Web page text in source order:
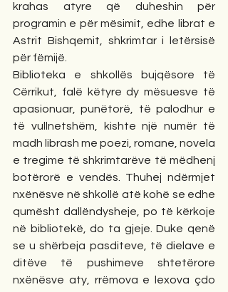
krahas atyre që duheshin për
programin e për mësimit, edhe librat e
Astrit Bishqemit, shkrimtar i letërsisë
për fëmijë.
Biblioteka e shkollës bujqësore të
Cërrikut, falë këtyre dy mësuesve të
apasionuar, punëtorë, të palodhur e
të vullnetshëm, kishte një numër të
madh librash me poezi, romane, novela
e tregime të shkrimtarëve të mëdhenj
botërorë e vendës. Thuhej ndërmjet
nxënësve në shkollë atë kohë se edhe
qumësht dallëndysheje, po të kërkoje
në bibliotekë, do ta gjeje. Duke qenë
se u shërbeja pasditeve, të dielave e
ditëve të pushimeve shtetërore
nxënësve aty, rrëmova e lexova çdo